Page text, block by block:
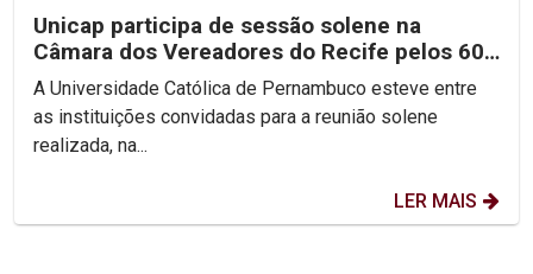
Unicap participa de sessão solene na
Câmara dos Vereadores do Recife pelos 60
anos do arcebispado...
A Universidade Católica de Pernambuco esteve entre
as instituições convidadas para a reunião solene
realizada, na...
LER MAIS